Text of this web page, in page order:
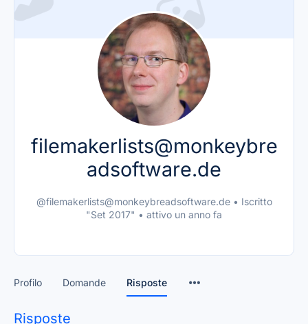
filemakerlists@monkeybre
adsoftware.de
@filemakerlists@monkeybreadsoftware.de • Iscritto
"Set 2017" • attivo un anno fa
Profilo Domande Risposte
Risposte